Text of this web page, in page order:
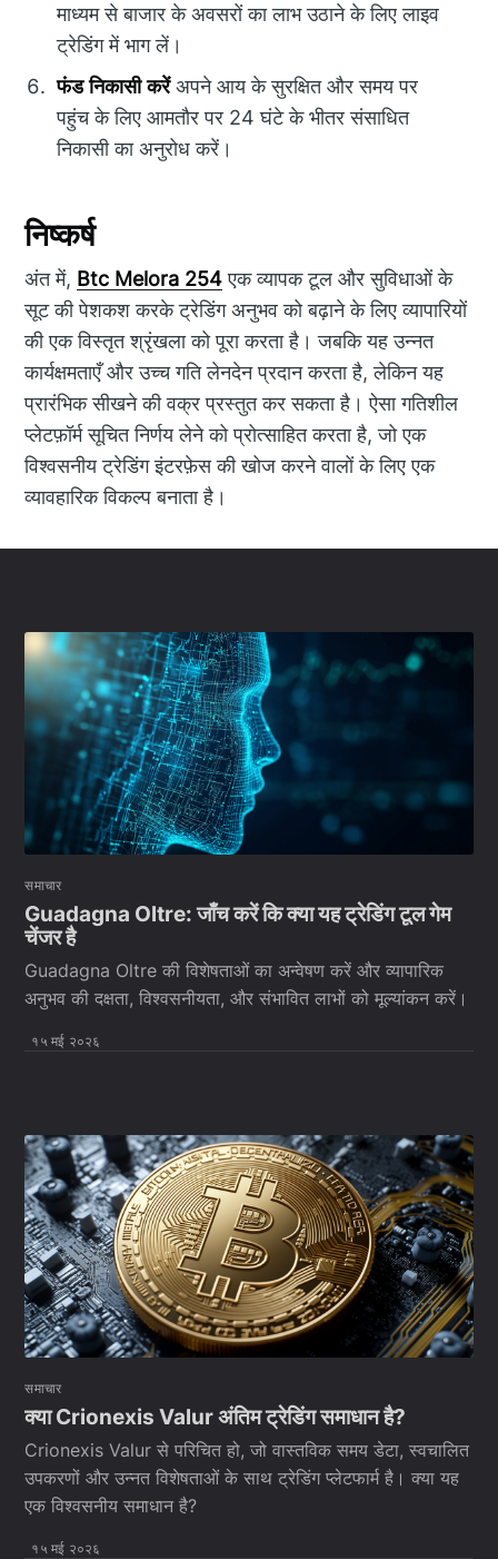
माध्यम से बाजार के अवसरों का लाभ उठाने के लिए लाइव
ट्रेडिंग में भाग लें।
फंड निकासी करेंअपने आय के सुरक्षित और समय पर
पहुंच के लिए आमतौर पर 24 घंटे के भीतर संसाधित
निकासी का अनुरोध करें।
निष्कर्ष
अंत में, Btc Melora 254एक व्यापक टूल और सुविधाओं के
सूट की पेशकश करके ट्रेडिंग अनुभव को बढ़ाने के लिए व्यापारियों
की एक विस्तृत श्रृंखला को पूरा करता है। जबकि यह उन्नत
कार्यक्षमताएँ और उच्च गति लेनदेन प्रदान करता है, लेकिन यह
प्रारंभिक सीखने की वक्र प्रस्तुत कर सकता है। ऐसा गतिशील
प्लेटफ़ॉर्म सूचित निर्णय लेने को प्रोत्साहित करता है, जो एक
विश्वसनीय ट्रेडिंग इंटरफ़ेस की खोज करने वालों के लिए एक
व्यावहारिक विकल्प बनाता है।
समाचार
Guadagna Oltre: जाँच करें कि क्या यह ट्रेडिंग टूल गेम
चेंजर है
Guadagna Oltre की विशेषताओं का अन्वेषण करें और व्यापारिक
अनुभव की दक्षता, विश्वसनीयता, और संभावित लाभों को मूल्यांकन करें।
१५ मई २०२६
समाचार
क्या Crionexis Valur अंतिम ट्रेडिंग समाधान है?
Crionexis Valur से परिचित हो, जो वास्तविक समय डेटा, स्वचालित
उपकरणों और उन्नत विशेषताओं के साथ ट्रेडिंग प्लेटफार्म है। क्या यह
एक विश्वसनीय समाधान है?
१५ मई २०२६